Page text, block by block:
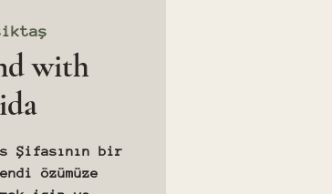
with
Şifasının bir
özümüze